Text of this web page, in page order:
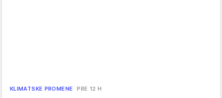
KLIMATSKE PROMENE PRE 12 H